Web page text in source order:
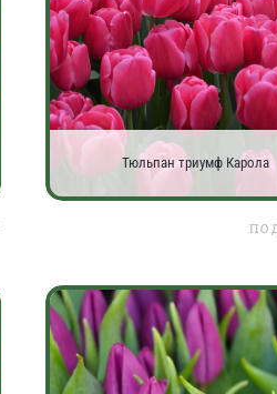
Тюльпан триумф Карола